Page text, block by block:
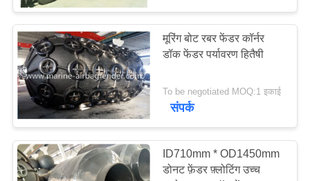
कारखाने
का
दौरा
गुणवत्ता
नियंत्रण
मूरिंग बोट रबर फेंडर कॉर्नर
डॉक फेंडर पर्यावरण हितैषी
To be negotiated MOQ:1 इकाई
संपर्क
ID710mm * OD1450mm
डोनट फ़ेंडर फ़्लोटिंग उच्च